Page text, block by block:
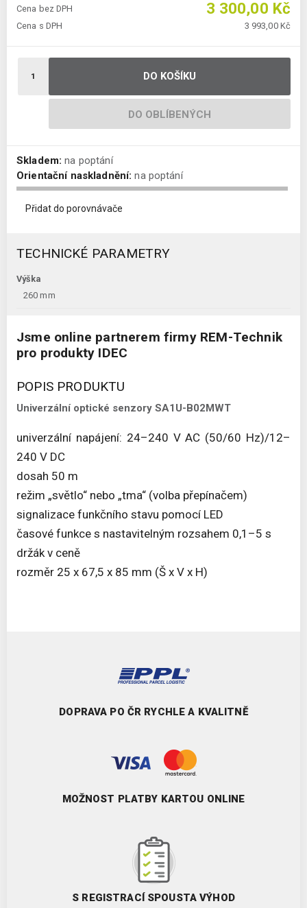
Cena bez DPH 3 300,00 Kč
Cena s DPH 3 993,00 Kč
DO KOŠÍKU
DO OBLÍBENÝCH
Skladem: na poptání
Orientační naskladnění: na poptání
Přidat do porovnávače
TECHNICKÉ PARAMETRY
Výška
260 mm
Jsme online partnerem firmy REM-Technik
pro produkty IDEC
POPIS PRODUKTU
Univerzální optické senzory SA1U-B02MWT
univerzální napájení: 24–240 V AC (50/60 Hz)/12–
240 V DC
dosah 50 m
režim „světlo“ nebo „tma“ (volba přepínačem)
signalizace funkčního stavu pomocí LED
časové funkce s nastavitelným rozsahem 0,1–5 s
držák v ceně
rozměr 25 x 67,5 x 85 mm (Š x V x H)
DOPRAVA PO ČR RYCHLE A KVALITNĚ
MOŽNOST PLATBY KARTOU ONLINE
S REGISTRACÍ SPOUSTA VÝHOD